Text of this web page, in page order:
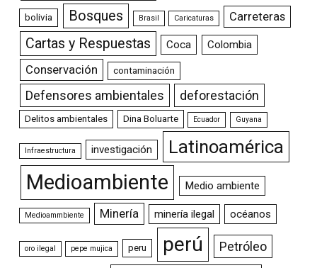
bolivia Bosques Brasil Caricaturas Carreteras
Cartas y Respuestas Coca Colombia
Conservación contaminación
Defensores ambientales deforestación
Delitos ambientales Dina Boluarte Ecuador Guyana
Infraestructura investigación Latinoamérica
Medioambiente Medio ambiente
Medioammbiente Minería minería ilegal océanos
oro ilegal pepe mujica peru perú Petróleo